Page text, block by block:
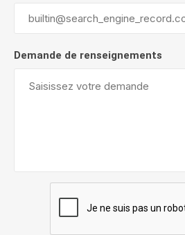
Demande de renseignements